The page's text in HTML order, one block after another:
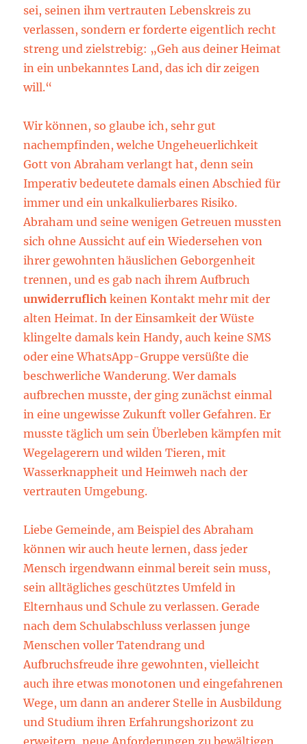
sei, seinen ihm vertrauten Lebenskreis zu
verlassen, sondern er forderte eigentlich recht
streng und zielstrebig: „Geh aus deiner Heimat
in ein unbekanntes Land, das ich dir zeigen
will.“
Wir können, so glaube ich, sehr gut
nachempfinden, welche Ungeheuerlichkeit
Gott von Abraham verlangt hat, denn sein
Imperativ bedeutete damals einen Abschied für
immer und ein unkalkulierbares Risiko.
Abraham und seine wenigen Getreuen mussten
sich ohne Aussicht auf ein Wiedersehen von
ihrer gewohnten häuslichen Geborgenheit
trennen, und es gab nach ihrem Aufbruch
unwiderruflich keinen Kontakt mehr mit der
alten Heimat. In der Einsamkeit der Wüste
klingelte damals kein Handy, auch keine SMS
oder eine WhatsApp-Gruppe versüßte die
beschwerliche Wanderung. Wer damals
aufbrechen musste, der ging zunächst einmal
in eine ungewisse Zukunft voller Gefahren. Er
musste täglich um sein Überleben kämpfen mit
Wegelagerern und wilden Tieren, mit
Wasserknappheit und Heimweh nach der
vertrauten Umgebung.
Liebe Gemeinde, am Beispiel des Abraham
können wir auch heute lernen, dass jeder
Mensch irgendwann einmal bereit sein muss,
sein alltägliches geschütztes Umfeld in
Elternhaus und Schule zu verlassen. Gerade
nach dem Schulabschluss verlassen junge
Menschen voller Tatendrang und
Aufbruchsfreude ihre gewohnten, vielleicht
auch ihre etwas monotonen und eingefahrenen
Wege, um dann an anderer Stelle in Ausbildung
und Studium ihren Erfahrungshorizont zu